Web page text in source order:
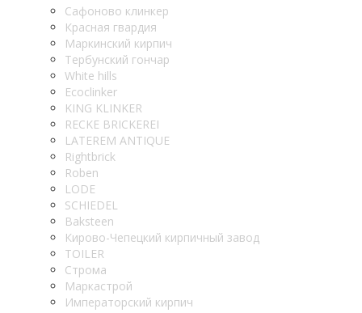
Сафоново клинкер
Красная гвардия
Маркинский кирпич
Тербунский гончар
White hills
Ecoclinker
KING KLINKER
RECKE BRICKEREI
LATEREM ANTIQUE
Rightbrick
Roben
LODE
SCHIEDEL
Baksteen
Кирово-Чепецкий кирпичный завод
TOILER
Строма
Маркастрой
Императорский кирпич